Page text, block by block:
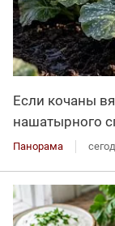
Если кочаны
нашатырного
Панорама